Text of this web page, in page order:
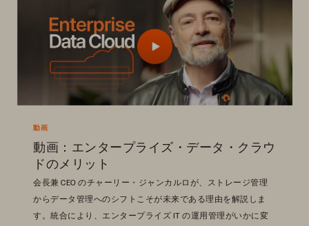
動画
動画：エンタープライズ・データ・クラウ
ドのメリット
会長兼 CEO のチャーリー・ジャンカルロが、ストレージ管理
からデータ管理へのシフトこそが未来である理由を解説しま
す。統合により、エンタープライズ IT の運用管理がいかに変